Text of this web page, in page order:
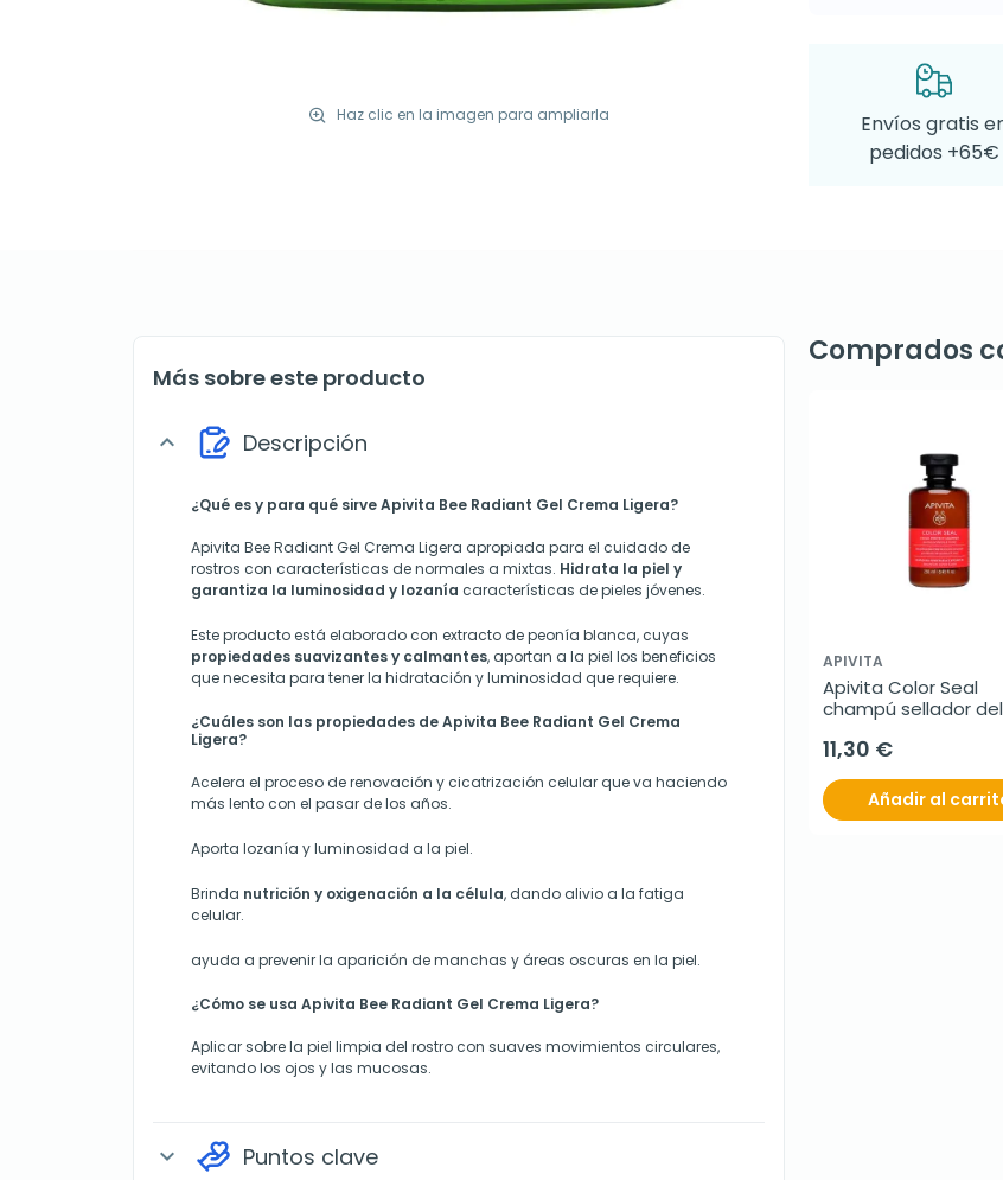
Haz clic en la imagen para ampliarla
Envíos gratis
pedidos +65€
Más sobre este producto
expand_more Descripción
¿Qué es y para qué sirve Apivita Bee Radiant Gel Crema Ligera?
Apivita Bee Radiant Gel Crema Ligera apropiada para el cuidado de
rostros con características de normales a mixtas. Hidrata la piel y
garantiza la luminosidad y lozanía características de pieles jóvenes.
Este producto está elaborado con extracto de peonía blanca, cuyas
propiedades suavizantes y calmantes, aportan a la piel los beneficios
que necesita para tener la hidratación y luminosidad que requiere.
¿Cuáles son las propiedades de Apivita Bee Radiant Gel Crema
Ligera?
Acelera el proceso de renovación y cicatrización celular queva haciendo
más lento con el pasar de los años.
Aporta lozanía y luminosidad a la piel.
Brinda nutrición y oxigenación a la célula, dando alivio a la fatiga
celular.
ayuda a prevenir la aparición de manchas y áreas oscuras en la piel.
¿Cómo se usa Apivita Bee Radiant Gel Crema Ligera?
Aplicar sobre la piel limpia del rostro con suaves movimientos circulares,
evitando los ojos y las mucosas.
expand_more Puntos clave
Comprados
APIVITA
Apivita Color Seal
champú sellador del
11,30 €
Añadir al